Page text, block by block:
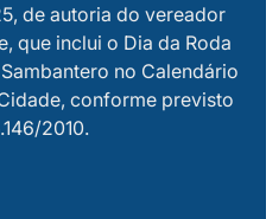
de autoria do vereador
que inclui o Dia da Roda
no Calendário
conforme previsto
2010.